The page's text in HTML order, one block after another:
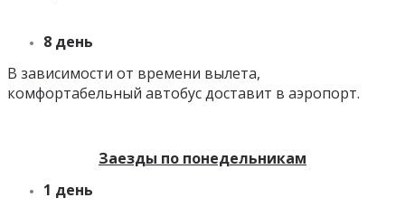
8 день
В зависимости от времени вылета,
комфортабельный автобус доставит в аэропорт.
Заезды по понедельникам
1 день